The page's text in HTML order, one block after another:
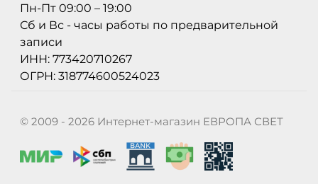
Пн-Пт 09:00 – 19:00
Сб и Вс - часы работы по предварительной
записи
ИНН: 773420710267
ОГРН: 318774600524023
© 2009 - 2026 Интернет-магазин ЕВРОПА СВЕТ